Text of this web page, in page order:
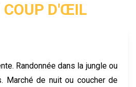
COUP D'ŒIL
Randonnée dans la jungle ou
Marché de nuit ou coucher de